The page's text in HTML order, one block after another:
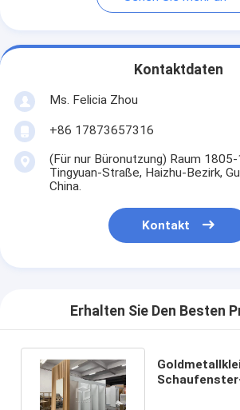
Kontaktdaten
Ms. Felicia Zhou
+86 17873657316
(Für nur Büronutzung) Raum
Tingyuan-Straße, Haizhu-Bezirk,
China.
Kontakt
Erhalten Sie Den Besten